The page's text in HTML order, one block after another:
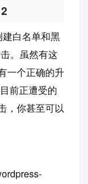
白名单和黑
。虽然有这
一个正确的升
前正遭受的
，你甚至可以